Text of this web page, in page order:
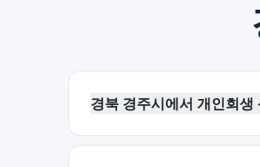
경북 경주시에서 개인회생